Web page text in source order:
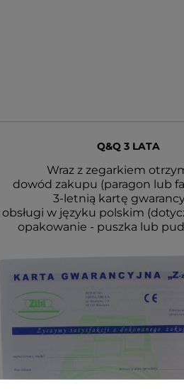
Q&Q 3 LATA
Wraz z zegarkiem
dowód zakupu (paragon lub
3-letnią kartę
w języku polskim
opakowanie - puszka lub